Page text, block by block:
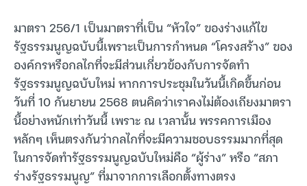
มาตรา 256/1 เป็นมาตราที่เป็น “หัวใจ” ของร่างแก้ไข
รัฐธรรมนูญฉบับนี้เพราะเป็นการกำหนด “โครงสร้าง” ของ
องค์กรหรือกลไกที่จะมีส่วนเกี่ยวข้องกับการจัดทำ
รัฐธรรมนูญฉบับใหม่ หากการประชุมในวันนี้เกิดขึ้นก่อน
วันที่ 10 กันยายน 2568 ตนคิดว่าเราคงไม่ต้องเถียงมาตรา
นี้อย่างหนักเท่าวันนี้ เพราะ ณ เวลานั้น พรรคการเมือง
หลักๆ เห็นตรงกันว่ากลไกที่จะมีความชอบธรรมมากที่สุด
ในการจัดทำรัฐธรรมนูญฉบับใหม่คือ “ผู้ร่าง” หรือ “สภา
ร่างรัฐธรรมนูญ” ที่มาจากการเลือกตั้งทางตรง